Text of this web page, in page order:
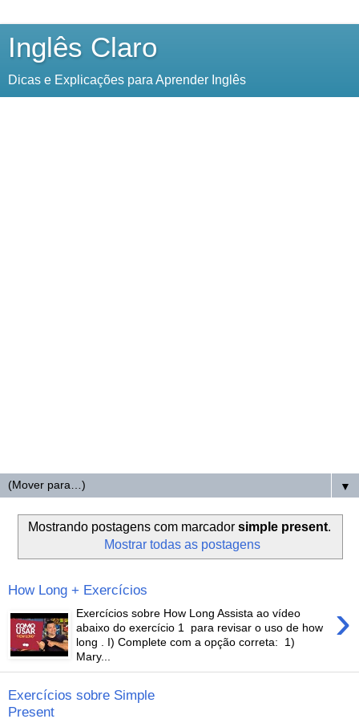
Inglês Claro
Dicas e Explicações para Aprender Inglês
▼
Mostrando postagens com marcador simple present.
Mostrar todas as postagens
How Long + Exercícios
›
Exercícios sobre How Long Assista ao vídeo
abaixo do exercício 1 para revisar o uso de how
long . I) Complete com a opção correta: 1)
Mary...
Exercícios sobre Simple
Present